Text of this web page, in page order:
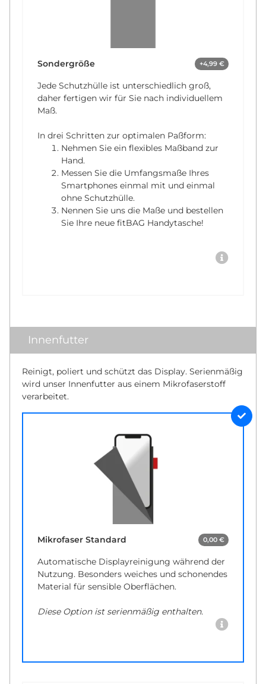
Sondergröße +4,99 €
Jede Schutzhülle ist unterschiedlich groß,
daher fertigen wir für Sie nach individuellem
Maß.
In drei Schritten zur optimalen Paßform:
Nehmen Sie ein flexibles Maßband zur
Hand.
Messen Sie die Umfangsmaße Ihres
Smartphones einmal mit und einmal
ohne Schutzhülle.
Nennen Sie uns die Maße und bestellen
Sie Ihre neue fitBAG Handytasche!
Innenfutter
Reinigt, poliert und schützt das Display. Serienmäßig
wird unser Innenfutter aus einem Mikrofaserstoff
verarbeitet.
Mikrofaser Standard 0,00 €
Automatische Displayreinigung während der
Nutzung. Besonders weiches und schonendes
Material für sensible Oberflächen.
Diese Option ist serienmäßig enthalten.